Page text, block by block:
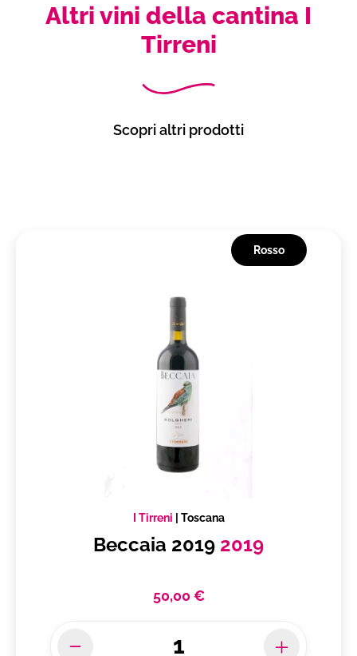
Altri vini della cantina I
Tirreni
Scopri altri prodotti
Rosso
I Tirreni Toscana
Beccaia 2019 2019
50,00 €